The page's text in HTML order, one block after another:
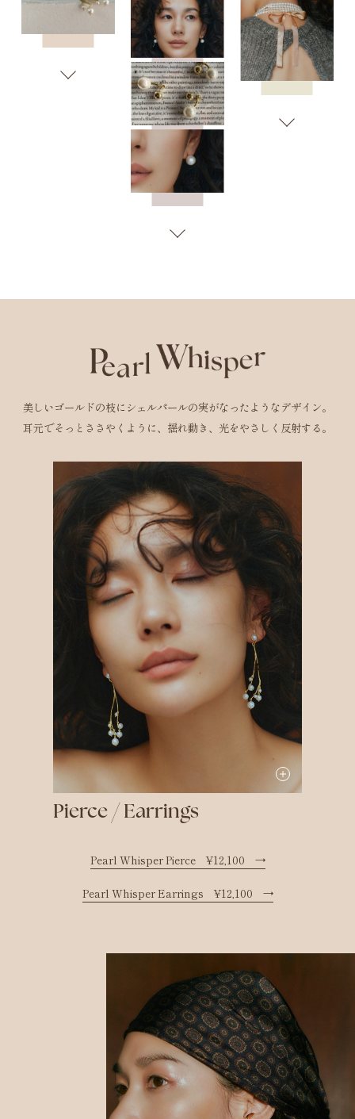
美しいゴールドの枝にシェルパールの実がなったようなデザイン。
耳元でそっとささやくように、揺れ動き、光をやさしく反射する。
Pierce / Earrings
Pearl Whisper Pierce ¥12,100 →
Pearl Whisper Earrings ¥12,100 →